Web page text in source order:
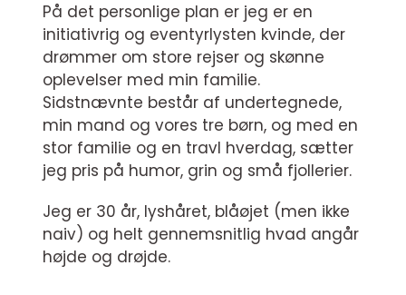
På det personlige plan er jeg er en
initiativrig og eventyrlysten kvinde, der
drømmer om store rejser og skønne
oplevelser med min familie.
Sidstnævnte består af undertegnede,
min mand og vores tre børn, og med en
stor familie og en travl hverdag, sætter
jeg pris på humor, grin og små fjollerier.
Jeg er 30 år, lyshåret, blåøjet (men ikke
naiv) og helt gennemsnitlig hvad angår
højde og drøjde.